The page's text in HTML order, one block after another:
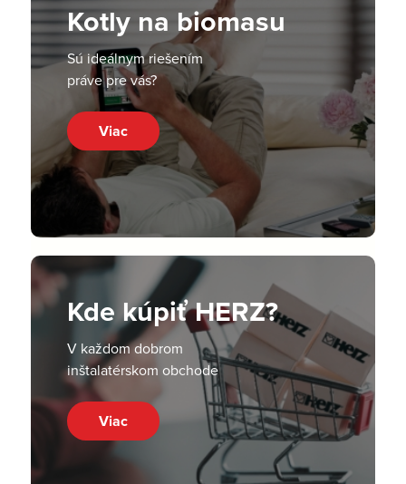
Kotly na biomasu
Sú ideálnym riešením
práve pre vás?
Viac
Kde kúpiť HERZ?
V každom dobrom
inštalatérskom obchode
Viac